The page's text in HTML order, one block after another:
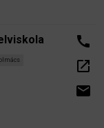
call
open_in_new
email